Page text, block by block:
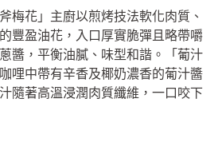
梅花」主廚以煎烤技法軟化肉質、
豐盈油花，入口厚實脆彈且略帶嚼
醬，平衡油膩、味型和諧。「葡汁
哩中帶有辛香及椰奶濃香的葡汁醬
隨著高溫浸潤肉質纖維，一口咬下